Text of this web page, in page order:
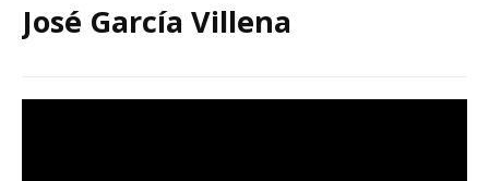
José García Villena